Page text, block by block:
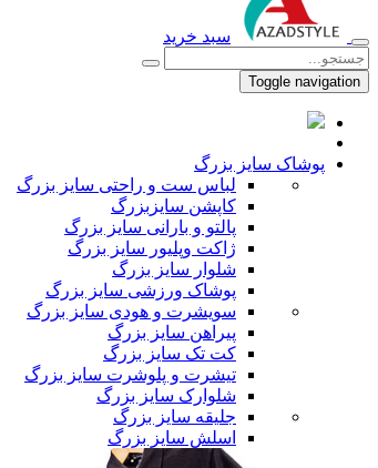
سبد خرید
Toggle navigation
پوشاک سایز بزرگ
لباس ست و راحتی سایز بزرگ
کاپشن سایزبزرگ
پالتو و بارانی سایز بزرگ
ژاکت وپلیور سایز بزرگ
شلوار سایز بزرگ
پوشاک ورزشی سایز بزرگ
سویشرت و هودی سایز بزرگ
پیراهن سایز بزرگ
کت تک سایز بزرگ
تیشرت و پلوشرت سایز بزرگ
شلوارک سایز بزرگ
جلیقه سایز بزرگ
اسلش سایز بزرگ